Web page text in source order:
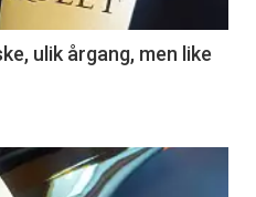
ulik årgang, men like